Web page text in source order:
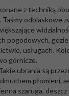
z techniką
odblaskowe
usługach.
górnicze.
ubrania są
szaruga, deszcz